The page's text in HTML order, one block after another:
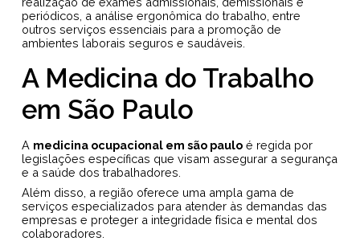
periódicos, a análise ergonômica do trabalho, entre
outros serviços essenciais para a promoção de
ambientes laborais seguros e saudáveis.
A Medicina do Trabalho
em São Paulo
A medicina ocupacional em são paulo é regida por
legislações específicas que visam assegurar a segurança
e a saúde dos trabalhadores.
Além disso, a região oferece uma ampla gama de
serviços especializados para atender às demandas das
empresas e proteger a integridade física e mental dos
colaboradores.